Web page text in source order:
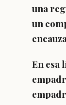
una
un
En esa